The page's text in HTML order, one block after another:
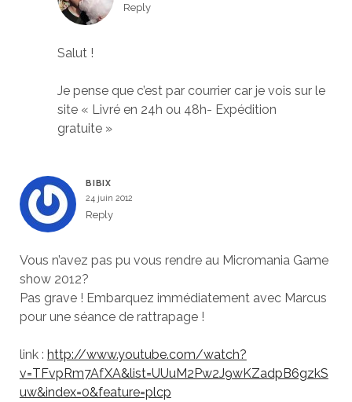
Reply
Salut !
Je pense que c’est par courrier car je vois sur le
site « Livré en 24h ou 48h- Expédition
gratuite »
BIBIX
24 juin 2012
Reply
Vous n’avez pas pu vous rendre au Micromania Game
show 2012?
Pas grave ! Embarquez immédiatement avec Marcus
pour une séance de rattrapage !
link : http://www.youtube.com/watch?
v=TFvpRm7AfXA&list=UUuM2Pw2J9wKZadpB6gzkS
uw&index=0&feature=plcp